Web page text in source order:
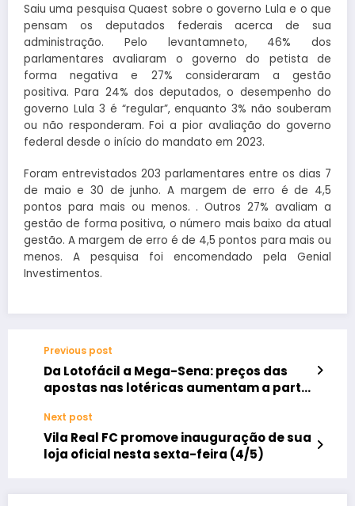
Saiu uma pesquisa Quaest sobre o governo Lula e o que
pensam os deputados federais acerca de sua
administração. Pelo levantamneto, 46% dos
parlamentares avaliaram o governo do petista de
forma negativa e 27% consideraram a gestão
positiva. Para 24% dos deputados, o desempenho do
governo Lula 3 é “regular”, enquanto 3% não souberam
ou não responderam. Foi a pior avaliação do governo
federal desde o início do mandato em 2023.
Foram entrevistados 203 parlamentares entre os dias 7
de maio e 30 de junho. A margem de erro é de 4,5
pontos para mais ou menos. . Outros 27% avaliam a
gestão de forma positiva, o número mais baixo da atual
gestão. A margem de erro é de 4,5 pontos para mais ou
menos. A pesquisa foi encomendado pela Genial
Investimentos.
Previous post
Da Lotofácil a Mega-Sena: preços das
apostas nas lotéricas aumentam a partir
Next post
Vila Real FC promove inauguração de sua
loja oficial nesta sexta-feira (4/5)